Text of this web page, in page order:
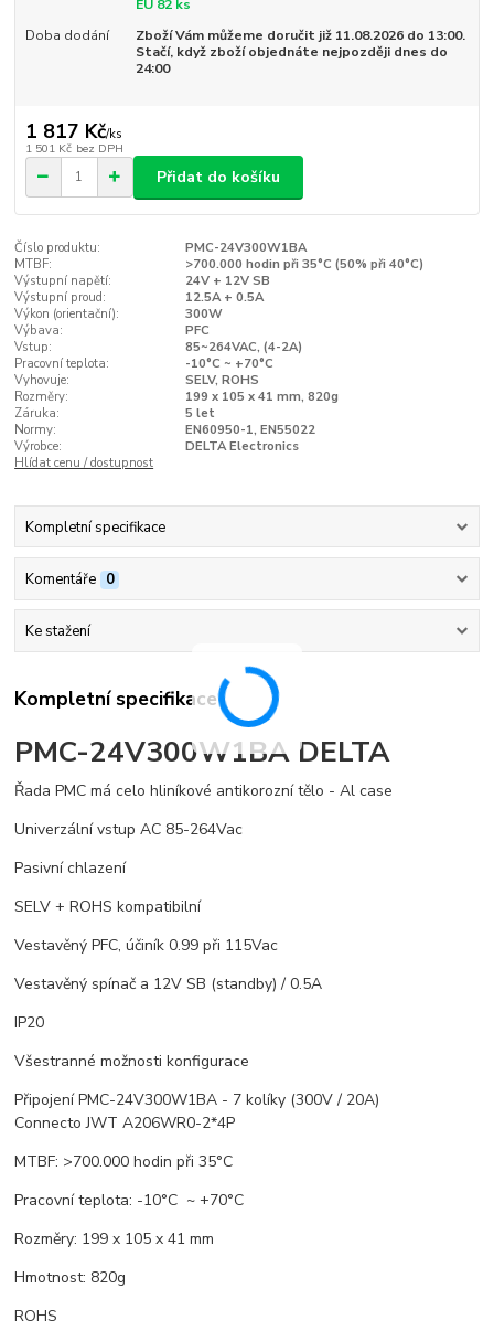
EU 82 ks
Doba dodání
Zboží Vám můžeme doručit již 11.08.2026 do 13:00.
Stačí, když zboží objednáte nejpozději dnes do
24:00
1 817 Kč/ks
1 501 Kč bez DPH
Přidat do košíku
Číslo produktu:
PMC-24V300W1BA
MTBF:
>700.000 hodin při 35°C (50% při 40°C)
Výstupní napětí:
24V + 12V SB
Výstupní proud:
12.5A + 0.5A
Výkon (orientační):
300W
Výbava:
PFC
Vstup:
85~264VAC, (4-2A)
Pracovní teplota:
-10°C ~ +70°C
Vyhovuje:
SELV, ROHS
Rozměry:
199 x 105 x 41 mm, 820g
Záruka:
5 let
Normy:
EN60950-1, EN55022
Výrobce:
DELTA Electronics
Hlídat cenu / dostupnost
Kompletní specifikace
Komentáře 0
Ke stažení
Kompletní specifikace
PMC-24V300W1BA DELTA
Řada PMC má celo hliníkové antikorozní tělo - Al case
Univerzální vstup AC 85-264Vac
Pasivní chlazení
SELV + ROHS kompatibilní
Vestavěný PFC, účiník 0.99 při 115Vac
Vestavěný spínač a 12V SB (standby) / 0.5A
IP20
Všestranné možnosti konfigurace
Připojení PMC-24V300W1BA - 7 kolíky (300V / 20A)
Connecto JWT A206WR0-2*4P
MTBF: >700.000 hodin při 35°C
Pracovní teplota: -10°C ~ +70°C
Rozměry: 199 x 105 x 41 mm
Hmotnost: 820g
ROHS